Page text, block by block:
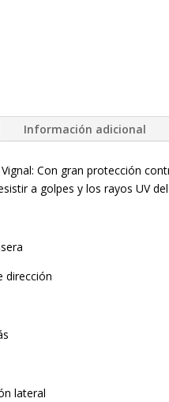
Información adicional
Con gran protección
a golpes y los rayos UV
dirección
lateral